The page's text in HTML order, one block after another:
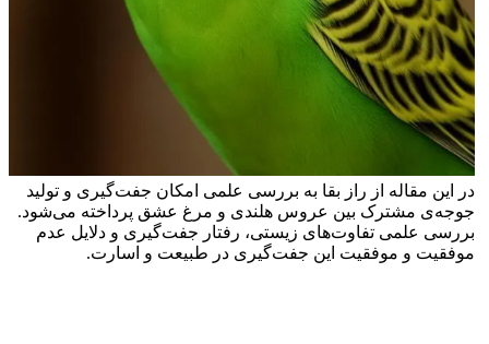
در این مقاله از راز بقا به بررسی علمی امکان جفت‌گیری و تولید
جوجه‌ی مشترک بین عروس هلندی و مرغ عشق پرداخته می‌شود.
بررسی علمی تفاوت‌های زیستی، رفتار جفت‌گیری و دلایل عدم
موفقیت و موفقیت این جفت‌گیری در طبیعت و اسارت.